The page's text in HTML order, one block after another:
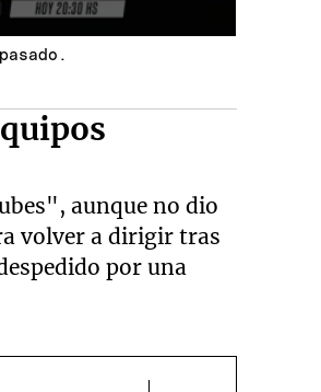
aunque no dio
volver a dirigir tras
por una